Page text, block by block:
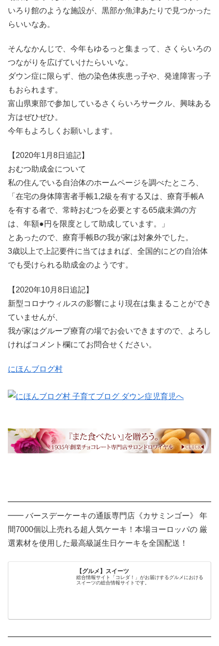
いろり館のような施設が、黒部か魚津あたりで見つかった
らいいなあ。
そんなかんじで、今年もゆるっと集まって、さくらいろの
つながりを広げていけたらいいな。
ダウン症に限らず、他の染色体疾患っ子や、発達障害っ子
もおられます。
富山県東部で参加しているさくらいろサークル、興味ある
方はぜひぜひ。
今年もよろしくお願いします。
【2020年1月8日追記】
おむつ助成金について
私の住んでいる自治体のホームページを調べたところ、
「在宅の身体障害者手帳1,2級を有する又は、療育手帳A
を有する者で、常時おむつを必要とする65歳未満の方
は、年額●円を限度として助成しています。」
とあったので、療育手帳Bの我が家は対象外でした。
3歳以上で上記要件に当てはまれば、全国的にどの自治体
でも受けられる助成金のようです。
【2020年10月8日追記】
新型コロナウィルスの影響により現在は集まることができ
ていませんが、
我が家はグループ療育の場でお会いできますので、よろし
ければコメント欄にてお問合せください。
にほんブログ村
━━━━━━━━━━━━━━━━━━━━━━━━━━
━━ バースデーケーキの通販専門店《カサミンゴー》 年
間7000個以上売れる超人気ケーキ！本場ヨーロッパの 厳
選素材を使用した最高級誕生日ケーキを全国配送！
【グルメ】スイーツ
総合情報サイト「コレダ！」がお届けするグルメにおける
スイーツの総合情報サイトです。
━━━━━━━━━━━━━━━━━━━━━━━━━━